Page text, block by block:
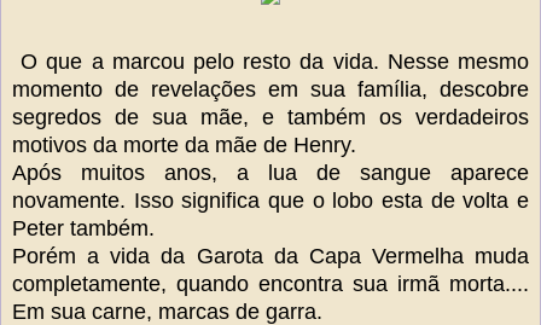
O que a marcou pelo resto da vida. Nesse mesmo
momento de revelações em sua família, descobre
segredos de sua mãe, e também os verdadeiros
motivos da morte da mãe de Henry.
Após muitos anos, a lua de sangue aparece
novamente. Isso significa que o lobo esta de volta e
Peter também.
Porém a vida da Garota da Capa Vermelha muda
completamente, quando encontra sua irmã morta....
Em sua carne, marcas de garra.